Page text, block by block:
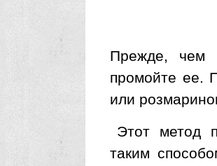
Прежде, чем
промойте ее.
или
Этот метод
таким